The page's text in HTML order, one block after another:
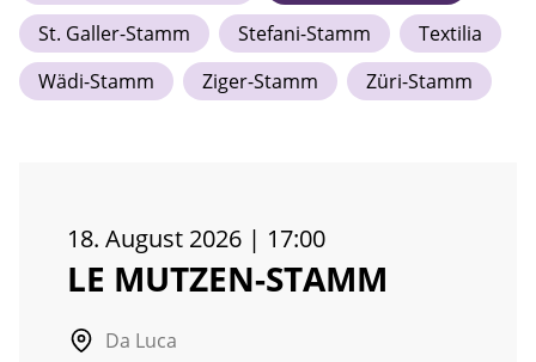
St. Galler-Stamm
Stefani-Stamm
Textilia
Wädi-Stamm
Ziger-Stamm Züri-Stamm
18. August 2026 | 17:00
LE MUTZEN-STAMM
Da Luca